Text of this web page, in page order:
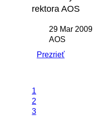
rektora AOS
29 Mar 2009
AOS
Prezrieť
1
2
3